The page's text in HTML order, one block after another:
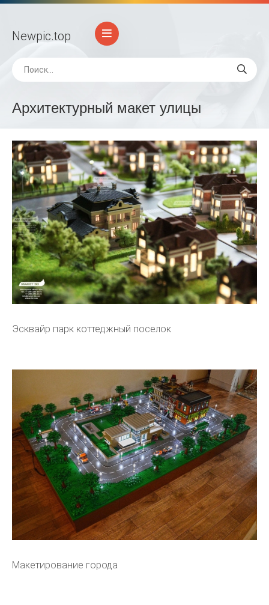
Newpic.top
Архитектурный макет улицы
Эсквайр парк коттеджный поселок
Макетирование города